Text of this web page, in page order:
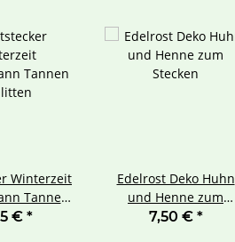
Winterzeit
Tannen
€ *
Edelrost Deko Huhn
und Henne zum
Stecken
7,50 € *